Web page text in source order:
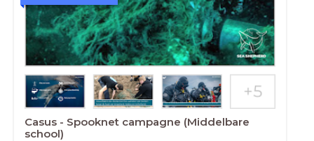
Casus - Spooknet campagne (Middelbare
school)